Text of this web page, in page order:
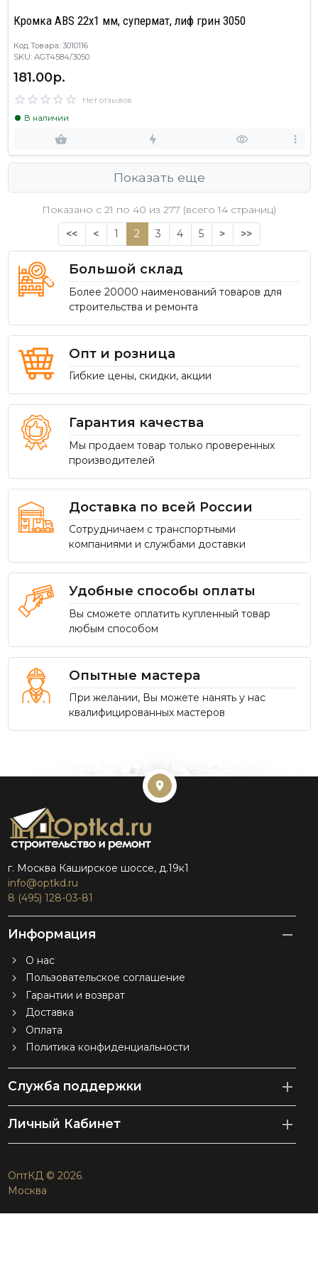
Кромка ABS 22х1 мм, супермат, лиф грин 3050
Код Товара: 3010116
SKU: AGT4584/3050
181.00р.
Нет отзывов
В наличии
Показать еще
Показано с 21 по 40 из 277 (всего 14 страниц)
<<
< 1 2 3 4 5 > >>
Большой склад
Более 20000 наименований товаров для
строительства и ремонта
Опт и розница
Гибкие цены, скидки, акции
Гарантия качества
Мы продаем товар только проверенных
производителей
Доставка по всей России
Сотрудничаем с транспортными
компаниями и службами доставки
Удобные способы оплаты
Вы сможете оплатить купленный товар
любым способом
Опытные мастера
При желании, Вы можете нанять у нас
квалифицированных мастеров
г. Москва Каширское шоссе, д.19к1
info@optkd.ru
8 (495) 128-03-81
Информация
О нас
Пользовательское соглашение
Гарантии и возврат
Доставка
Оплата
Политика конфиденциальности
Служба поддержки
Личный Кабинет
ОптКД © 2026.
Москва